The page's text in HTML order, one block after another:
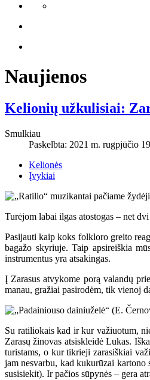
Naujienos
Kelionių užkulisiai:
Smulkiau
Paskelbta: 2021 m. rugpjūčio
Kelionės
Įvykiai
Turėjom labai ilgas atostogas – net
Pasijauti kaip koks folkloro greito
bagažo skyriuje. Taip apsireiškia
instrumentus yra atsakingas.
Į Zarasus atvykome porą valandų
manau, gražiai pasirodėm, tik vienoj
Su ratiliokais kad ir kur važiuotum,
Zarasų žinovas atsiskleidė Lukas.
turistams, o kur tikrieji zarasiškiai
jam nesvarbu, kad kukurūzai
susisiekit). Ir pačios sūpynės – gera